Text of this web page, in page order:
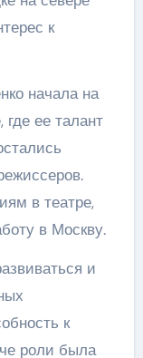
к
начала на
ее талант
в театре,
в Москву.
и
к
роли была